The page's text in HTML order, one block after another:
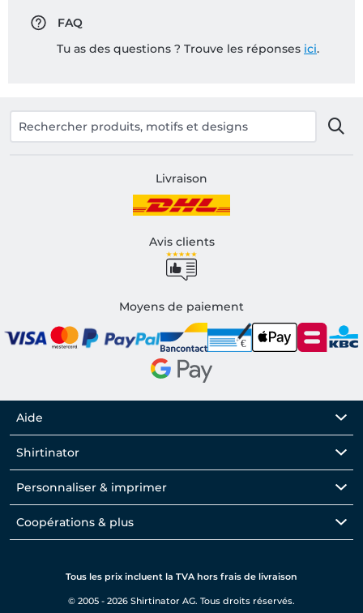
FAQ
Tu as des questions ? Trouve les réponses ici.
Livraison
Avis clients
Moyens de paiement
Aide
Shirtinator
Personnaliser & imprimer
Coopérations & plus
Tous les prix incluent la TVA hors frais de livraison
© 2005 - 2026 Shirtinator AG. Tous droits réservés.